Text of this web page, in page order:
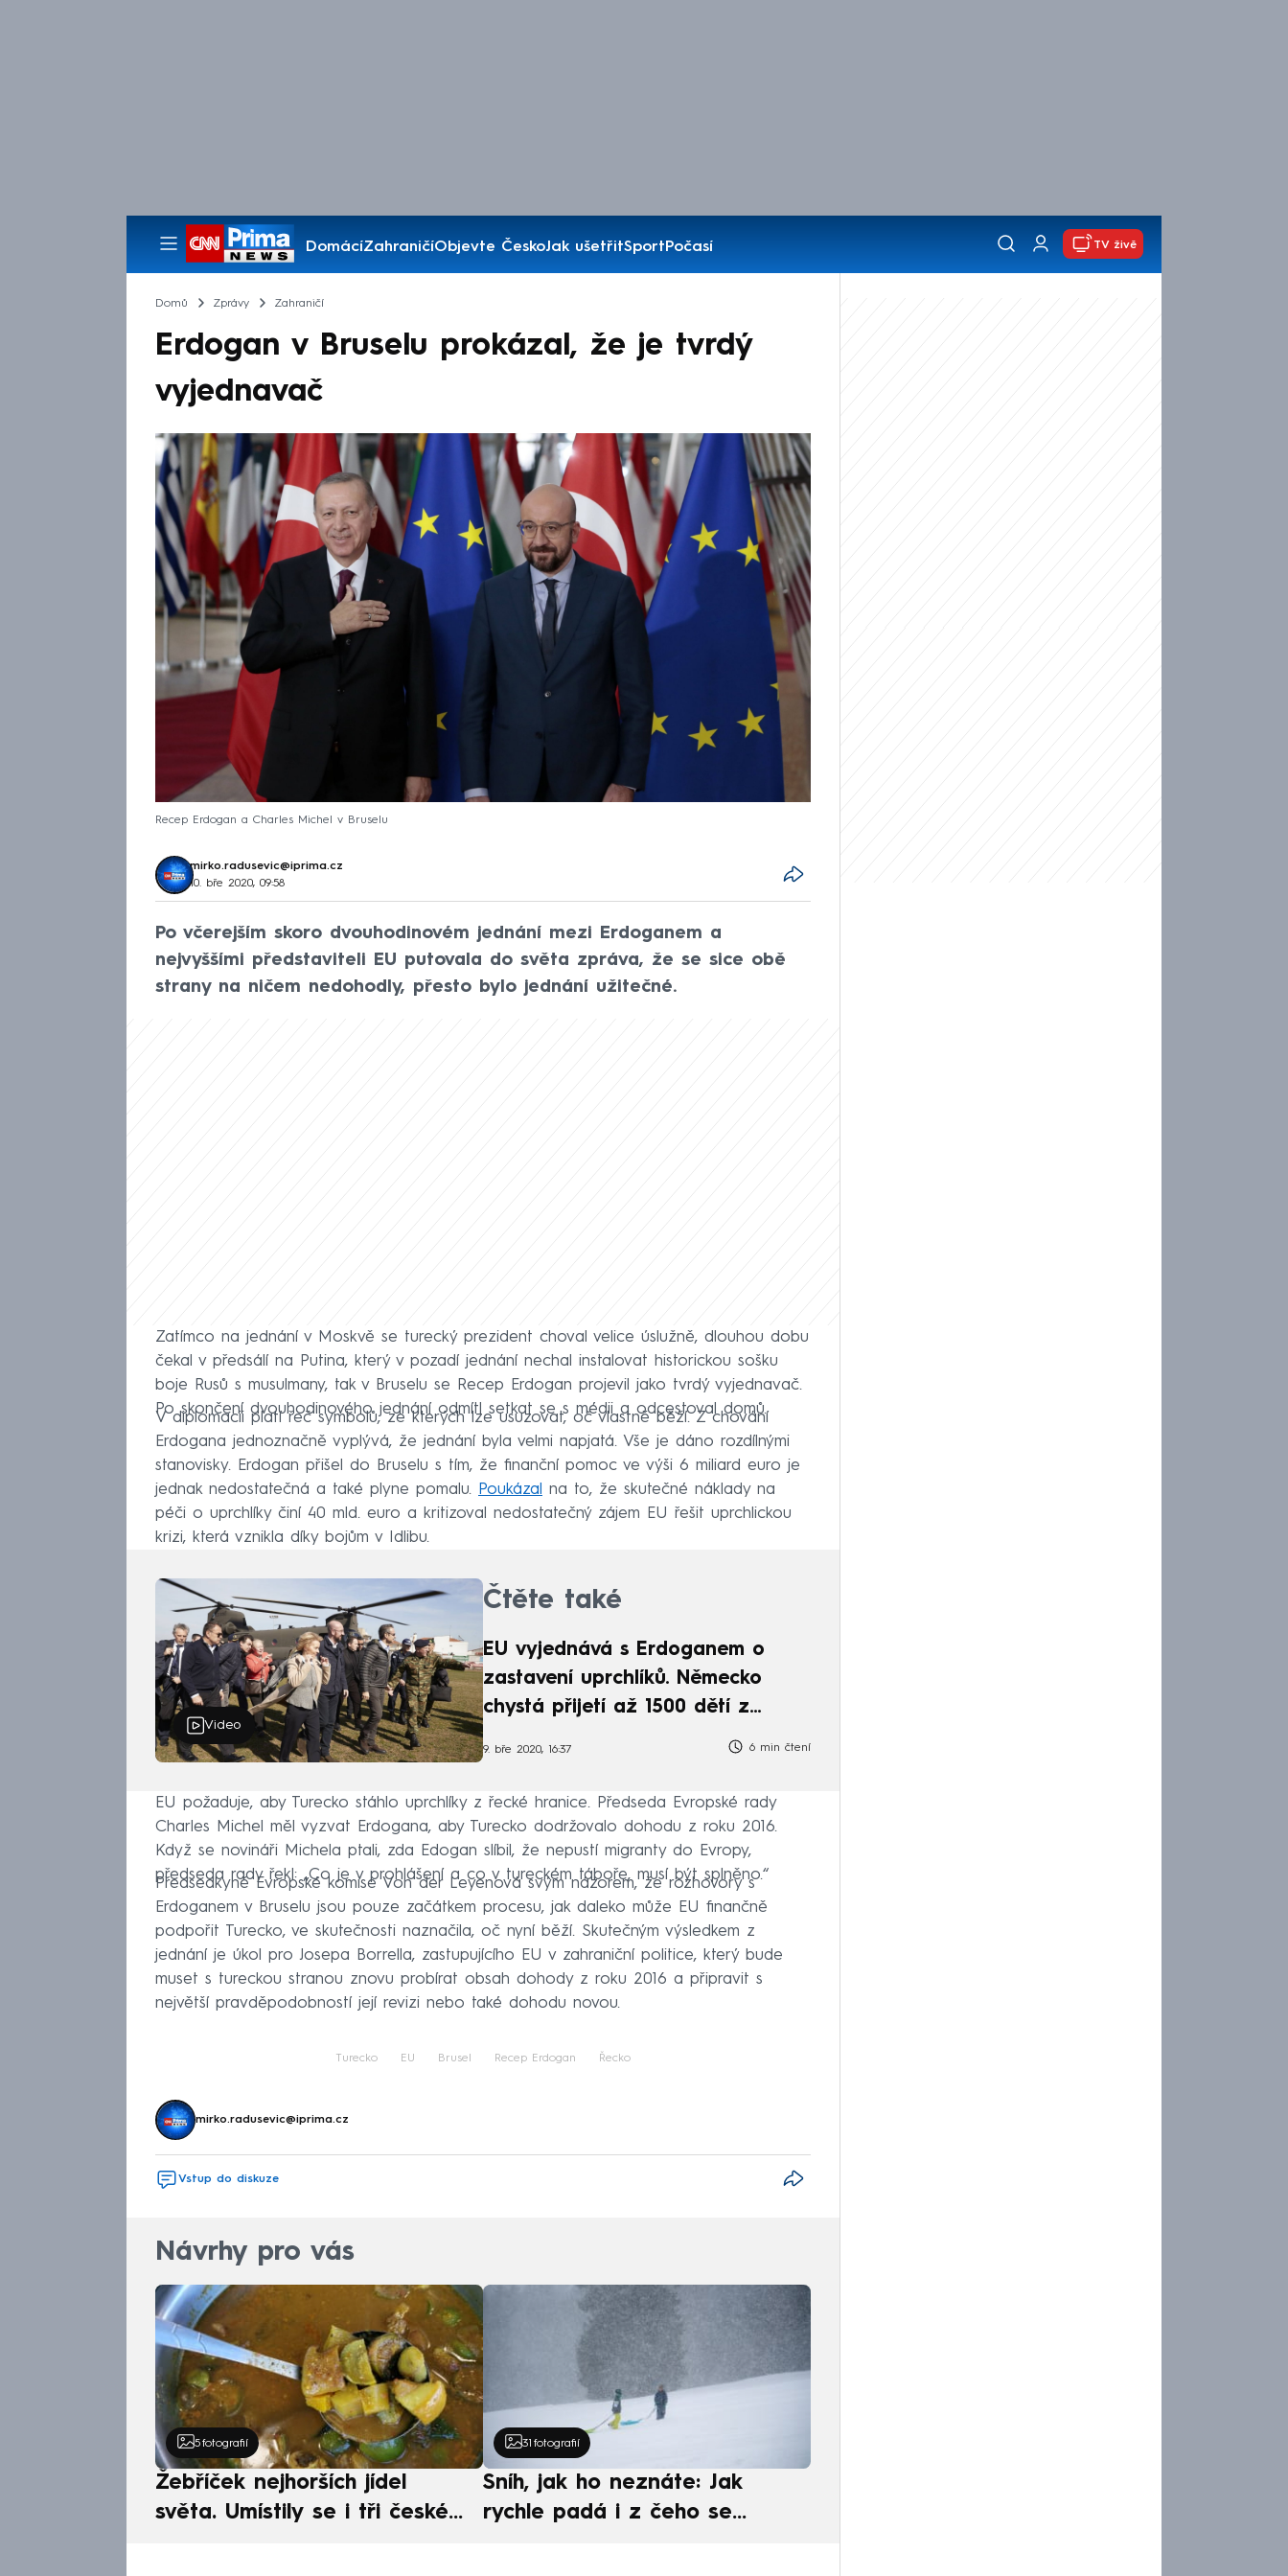
DomácíZahraničíObjevte ČeskoJak ušetřitSportPočasí
Pořady
TV živě
Domů Zprávy Zahraničí
Erdogan v Bruselu prokázal, že je tvrdý
vyjednavač
Recep Erdogan a Charles Michel v Bruselu
mirko.radusevic@iprima.cz
10. bře 2020, 09:58
Po včerejším skoro dvouhodinovém jednání mezi Erdoganem a
nejvyššími představiteli EU putovala do světa zpráva, že se sice obě
strany na ničem nedohodly, přesto bylo jednání užitečné.
Zatímco na jednání v Moskvě se turecký prezident choval velice úslužně, dlouhou dobu
čekal v předsálí na Putina, který v pozadí jednání nechal instalovat historickou sošku
boje Rusů s musulmany, tak v Bruselu se Recep Erdogan projevil jako tvrdý vyjednavač.
Po skončení dvouhodinového jednání odmítl setkat se s médii a odcestoval domů.
V diplomacii platí řeč symbolů, ze kterých lze usuzovat, oč vlastně běží. Z chování
Erdogana jednoznačně vyplývá, že jednání byla velmi napjatá. Vše je dáno rozdílnými
stanovisky. Erdogan přišel do Bruselu s tím, že finanční pomoc ve výši 6 miliard euro je
jednak nedostatečná a také plyne pomalu. Poukázal
na to, že skutečné náklady na
péči o uprchlíky činí 40 mld. euro a kritizoval nedostatečný zájem EU řešit uprchlickou
krizi, která vznikla díky bojům v Idlibu.
Video
Čtěte také
EU vyjednává s Erdoganem o
zastavení uprchlíků. Německo
chystá přijetí až 1500 dětí z
uprchlických táborů v Řecku
9. bře 2020, 16:37 6 min čtení
EU požaduje, aby Turecko stáhlo uprchlíky z řecké hranice. Předseda Evropské rady
Charles Michel měl vyzvat Erdogana, aby Turecko dodržovalo dohodu z roku 2016.
Když se novináři Michela ptali, zda Edogan slíbil, že nepustí migranty do Evropy,
předseda rady řekl: „Co je v prohlášení a co v tureckém táboře, musí být splněno.“
Předsedkyně Evropské komise Von der Leyenová svým názorem, že rozhovory s
Erdoganem v Bruselu jsou pouze začátkem procesu, jak daleko může EU finančně
podpořit Turecko, ve skutečnosti naznačila, oč nyní běží. Skutečným výsledkem z
jednání je úkol pro Josepa Borrella, zastupujícího EU v zahraniční politice, který bude
muset s tureckou stranou znovu probírat obsah dohody z roku 2016 a připravit s
největší pravděpodobností její revizi nebo také dohodu novou.
Turecko EU Brusel Recep Erdogan Řecko
mirko.radusevic@iprima.cz
Vstup do diskuze
Návrhy pro vás
5 fotografií
Žebříček nejhorších jídel
světa. Umístily se i tři české
31 fotografií
Sníh, jak ho neznáte: Jak
rychle padá i z čeho se